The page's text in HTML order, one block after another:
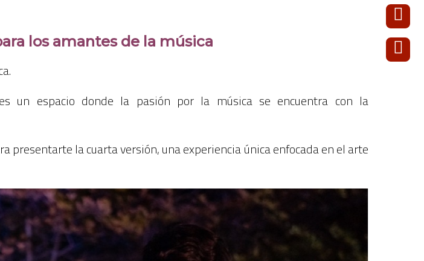
los amantes de la música
un espacio donde la pasión por la música se encuentra con la
presentarte la cuarta versión, una experiencia única enfocada en el arte